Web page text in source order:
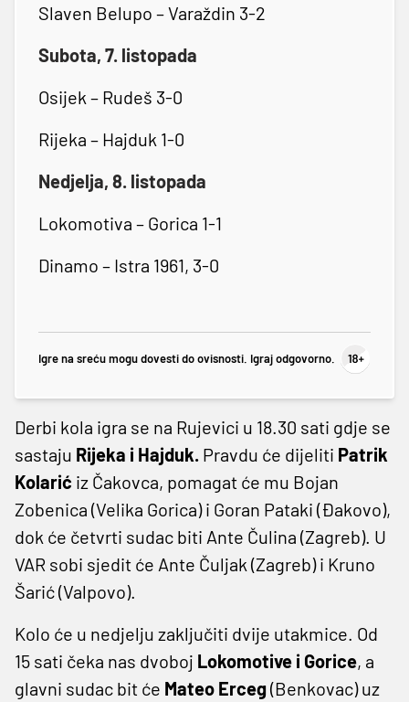
Slaven Belupo – Varaždin 3-2
Subota, 7. listopada
Osijek – Rudeš 3-0
Rijeka – Hajduk 1-0
Nedjelja, 8. listopada
Lokomotiva – Gorica 1-1
Dinamo – Istra 1961, 3-0
Igre na sreću mogu dovesti do ovisnosti. Igraj odgovorno.
Derbi kola igra se na Rujevici u 18.30 sati gdje se
sastaju Rijeka i Hajduk. Pravdu će dijeliti Patrik
Kolarić iz Čakovca, pomagat će mu Bojan
Zobenica (Velika Gorica) i Goran Pataki (Đakovo),
dok će četvrti sudac biti Ante Čulina (Zagreb). U
VAR sobi sjedit će Ante Čuljak (Zagreb) i Kruno
Šarić (Valpovo).
Kolo će u nedjelju zaključiti dvije utakmice. Od
15 sati čeka nas dvoboj Lokomotive i Gorice, a
glavni sudac bit će Mateo Erceg(Benkovac) uz